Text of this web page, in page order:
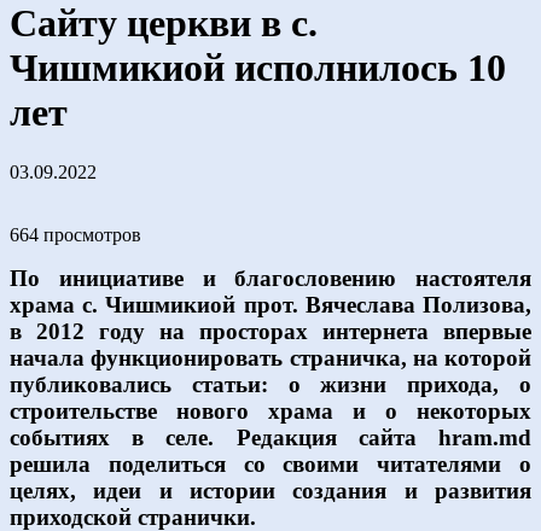
Сайту церкви в с.
Чишмикиой исполнилось 10
лет
03.09.2022
664 просмотров
По инициативе и благословению настоятеля
храма с. Чишмикиой прот. Вячеслава Полизова,
в 2012 году на просторах интернета впервые
начала функционировать страничка, на которой
публиковались статьи: о жизни прихода, о
строительстве нового храма и о некоторых
событиях в селе. Редакция сайта hram.md
решила поделиться со своими читателями о
целях, идеи и истории создания и развития
приходской странички.